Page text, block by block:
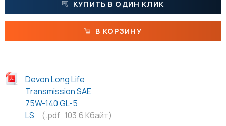
КУПИТЬ В ОДИН КЛИК
В КОРЗИНУ
Devon Long Life
Transmission SAE
75W-140 GL-5
LS
(.pdf 103.6 Кбайт)
ПАСТЫ
МАТЕРИАЛЫ ДЛЯ ПИЩЕВОЙ ПРОМЫШЛЕННОСТИ С ДОПУСКОМ NSF